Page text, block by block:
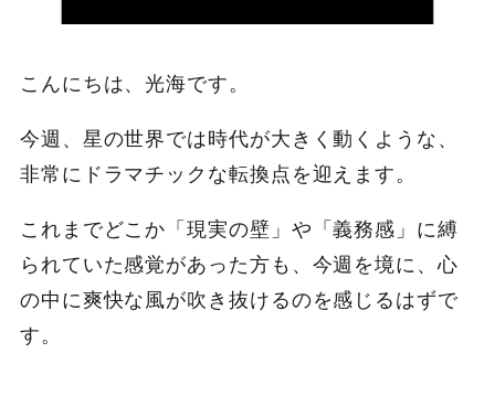
こんにちは、光海です。
今週、星の世界では時代が大きく動くような、
非常にドラマチックな転換点を迎えます。
これまでどこか「現実の壁」や「義務感」に縛
られていた感覚があった方も、今週を境に、心
の中に爽快な風が吹き抜けるのを感じるはずで
す。